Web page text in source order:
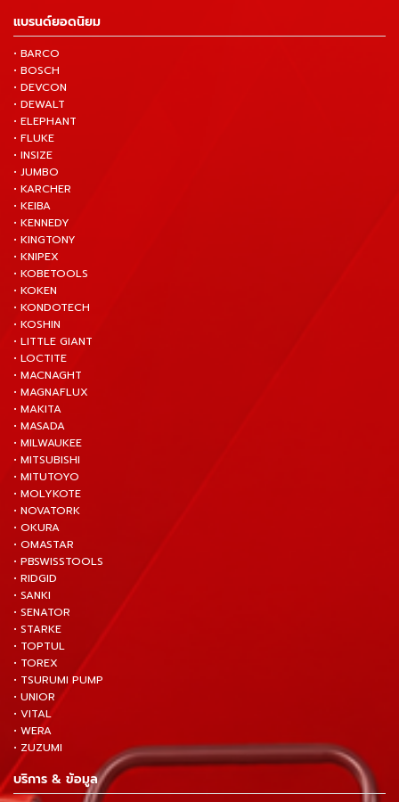
แบรนด์ยอดนิยม
• BARCO
• BOSCH
• DEVCON
• DEWALT
• ELEPHANT
• FLUKE
• INSIZE
• JUMBO
• KARCHER
• KEIBA
• KENNEDY
• KINGTONY
• KNIPEX
• KOBETOOLS
• KOKEN
• KONDOTECH
• KOSHIN
• LITTLE GIANT
• LOCTITE
• MACNAGHT
• MAGNAFLUX
• MAKITA
• MASADA
• MILWAUKEE
• MITSUBISHI
• MITUTOYO
• MOLYKOTE
• NOVATORK
• OKURA
• OMASTAR
• PBSWISSTOOLS
• RIDGID
• SANKI
• SENATOR
• STARKE
• TOPTUL
• TOREX
• TSURUMI PUMP
• UNIOR
• VITAL
• WERA
• ZUZUMI
บริการ & ข้อมูล